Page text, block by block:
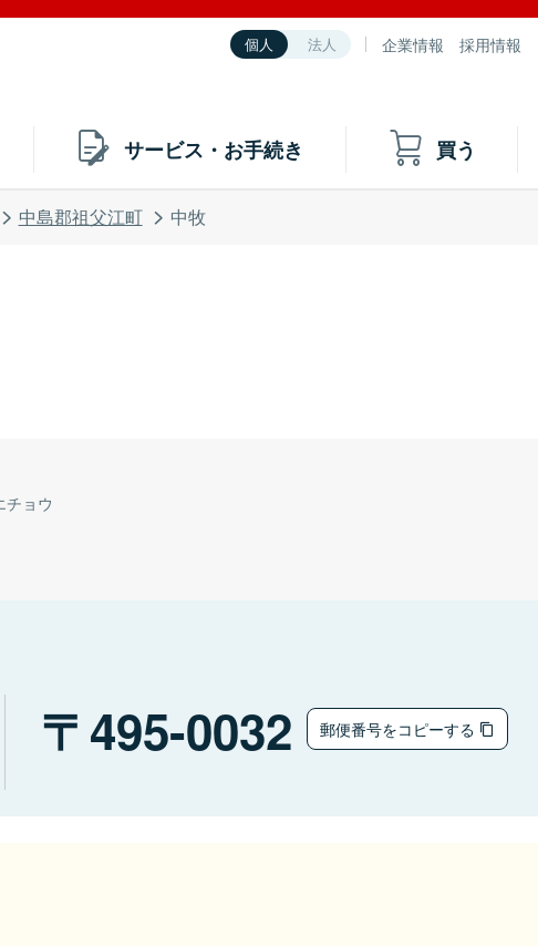
個人 法人 企業情報 採用情報
サービス・お手続き 買う
中島郡祖父江町 中牧
チョウ
495-0032 郵便番号をコピーする